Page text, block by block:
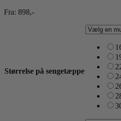
Fra: 898,-
Størrelse på sengetæppe